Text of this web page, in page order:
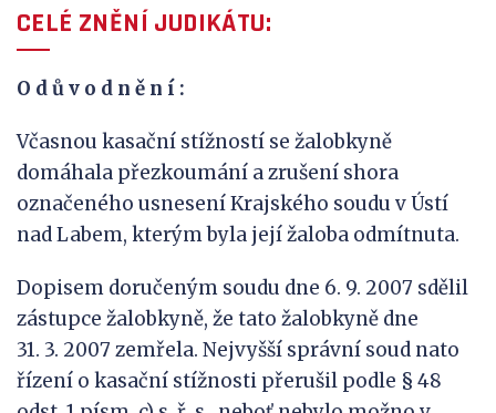
CELÉ ZNĚNÍ JUDIKÁTU:
O d ů v o d n ě n í :
Včasnou kasační stížností se žalobkyně
domáhala přezkoumání a zrušení shora
označeného usnesení Krajského soudu v Ústí
nad Labem, kterým byla její žaloba odmítnuta.
Dopisem doručeným soudu dne 6. 9. 2007 sdělil
zástupce žalobkyně, že tato žalobkyně dne
31. 3. 2007 zemřela. Nejvyšší správní soud nato
řízení o kasační stížnosti přerušil podle § 48